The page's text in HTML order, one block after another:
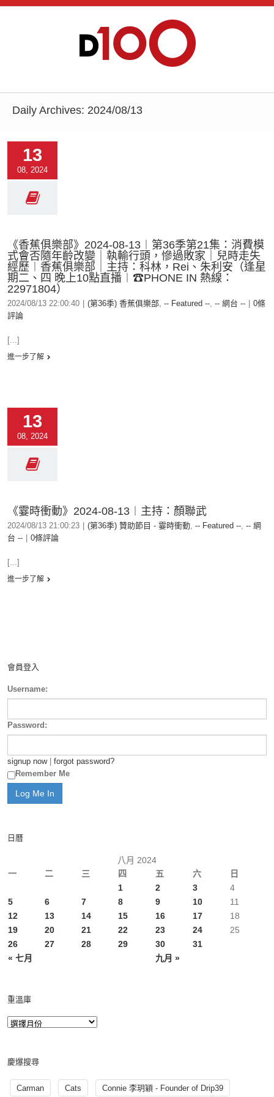
Daily Archives: 2024/08/13
13
08, 2024
《香蕉俱樂部》2024-08-13︱第36季第21集：消費模
式會否隨年齡改變｜執輸行頭，慘過敗家｜兒時走失
經歷︱香蕉俱樂部｜主持：科林，Rei、朱利安（逢星
期二、四 晚上10點直播︱☎PHONE IN 熱線：
22971804）
2024/08/13 22:00:40 (第36季) 香蕉俱樂部, -- Featured --, -- 網台 --
0條
評論
[...]
進一步了解
13
08, 2024
《霎時衝動》2024-08-13︱主持：顏聯武
2024/08/13 21:00:23 (第36季) 贊助節目 - 霎時衝動, -- Featured --, -- 網
台 --
0條評論
[...]
進一步了解
會員登入
Username:
Password:
signup now| forgot password?
Remember Me
日曆
八月 2024
一
二 三 四 五 六 日
« 七月 九月 »
1 2 3
4
5
6 7 8 9 10
11
12
13 14 15 16 17
18
19
20 21 22 23 24
25
26
27 28 29 30 31
重溫庫
慶爆搜尋
Carman Cats Connie 李玥穎 - Founder of Drip39